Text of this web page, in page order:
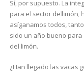
Sí, por supuesto. La
para el sector dellimón,
asíganamos todos,
sido un año bueno para
del limón.
¿Han llegado las vacas